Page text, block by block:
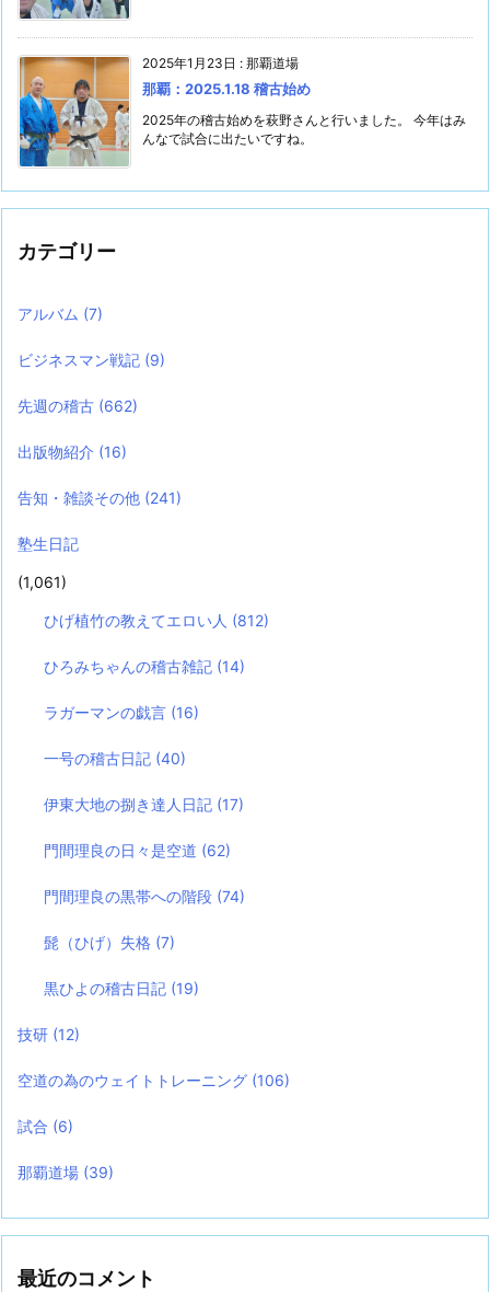
2025年1月23日 : 那覇道場
那覇：2025.1.18 稽古始め
2025年の稽古始めを萩野さんと行いました。 今年はみ
んなで試合に出たいですね。
カテゴリー
アルバム (7)
ビジネスマン戦記 (9)
先週の稽古 (662)
出版物紹介 (16)
告知・雑談その他 (241)
塾生日記
(1,061)
ひげ植竹の教えてエロい人 (812)
ひろみちゃんの稽古雑記 (14)
ラガーマンの戯言 (16)
一号の稽古日記 (40)
伊東大地の捌き達人日記 (17)
門間理良の日々是空道 (62)
門間理良の黒帯への階段 (74)
髭（ひげ）失格 (7)
黒ひよの稽古日記 (19)
技研 (12)
空道の為のウェイトトレーニング (106)
試合 (6)
那覇道場 (39)
最近のコメント